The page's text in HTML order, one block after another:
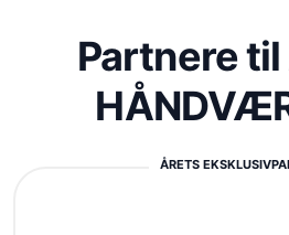
Partnere til
ÅRETS